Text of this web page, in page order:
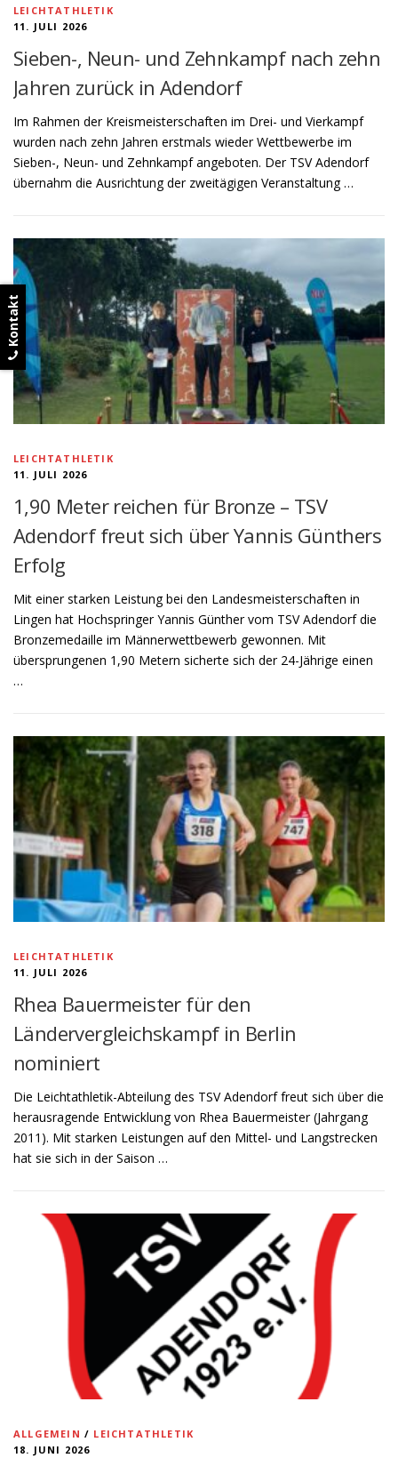
LEICHTATHLETIK
11. JULI 2026
Sieben-, Neun- und Zehnkampf nach zehn
Jahren zurück in Adendorf
Im Rahmen der Kreismeisterschaften im Drei- und Vierkampf
wurden nach zehn Jahren erstmals wieder Wettbewerbe im
Sieben-, Neun- und Zehnkampf angeboten. Der TSV Adendorf
übernahm die Ausrichtung der zweitägigen Veranstaltung …
LEICHTATHLETIK
11. JULI 2026
1,90 Meter reichen für Bronze – TSV
Adendorf freut sich über Yannis Günthers
Erfolg
Mit einer starken Leistung bei den Landesmeisterschaften in
Lingen hat Hochspringer Yannis Günther vom TSV Adendorf die
Bronzemedaille im Männerwettbewerb gewonnen. Mit
übersprungenen 1,90 Metern sicherte sich der 24-Jährige einen
…
LEICHTATHLETIK
11. JULI 2026
Rhea Bauermeister für den
Ländervergleichskampf in Berlin
nominiert
Die Leichtathletik-Abteilung des TSV Adendorf freut sich über die
herausragende Entwicklung von Rhea Bauermeister (Jahrgang
2011). Mit starken Leistungen auf den Mittel- und Langstrecken
hat sie sich in der Saison …
ALLGEMEIN / LEICHTATHLETIK
18. JUNI 2026
Kontakt